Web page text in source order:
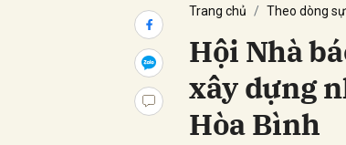
Trang chủ Theo dòng
Hội Nhà
xây dựng
Hòa Bình